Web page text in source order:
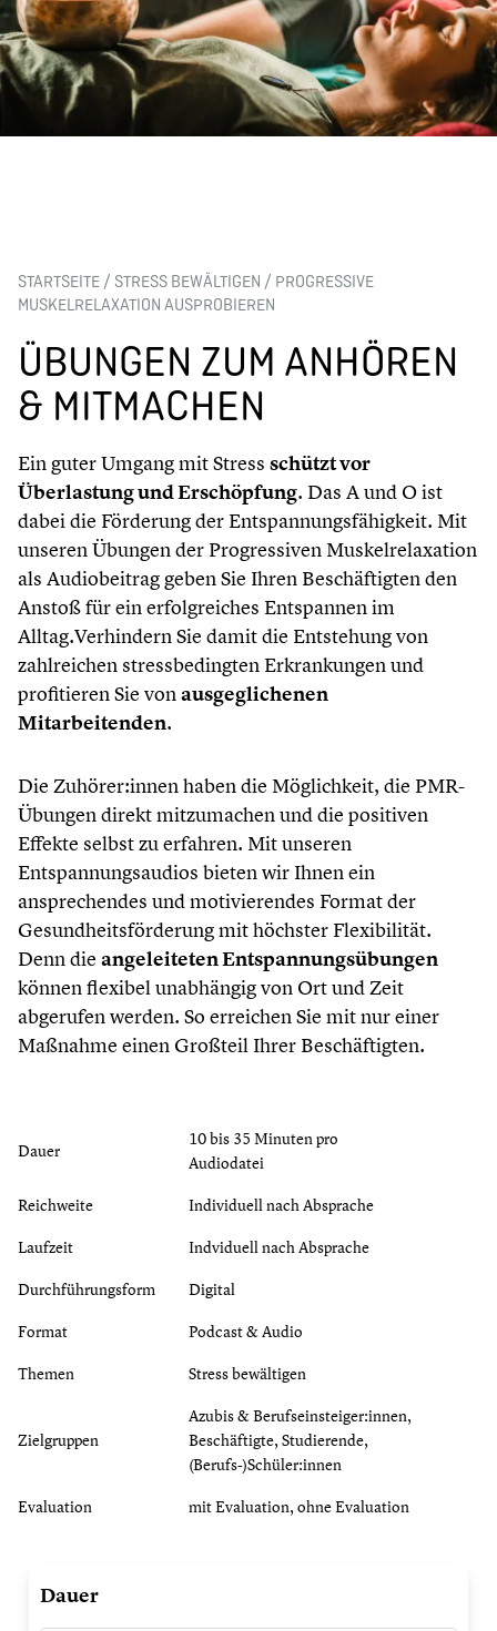
STARTSEITE / STRESS BEWÄLTIGEN / PROGRESSIVE
MUSKELRELAXATION AUSPROBIEREN
ÜBUNGEN ZUM ANHÖREN
& MITMACHEN
Ein guter Umgang mit Stress schützt vor
Überlastung und Erschöpfung. Das A und O ist
dabei die Förderung der Entspannungsfähigkeit. Mit
unseren Übungen der Progressiven Muskelrelaxation
als Audiobeitrag geben Sie Ihren Beschäftigten den
Anstoß für ein erfolgreiches Entspannen im
Alltag.Verhindern Sie damit die Entstehung von
zahlreichen stressbedingten Erkrankungen und
profitieren Sie vonausgeglichenen
Mitarbeitenden.
Die Zuhörer:innen haben die Möglichkeit, die PMR-
Übungen direkt mitzumachen und die positiven
Effekte selbst zu erfahren. Mit unseren
Entspannungsaudios bieten wir Ihnen ein
ansprechendes und motivierendes Format der
Gesundheitsförderung mit höchster Flexibilität.
Denn die angeleiteten Entspannungsübungen
können flexibel unabhängig von Ort und Zeit
abgerufen werden. So erreichen Sie mit nur einer
Maßnahme einen Großteil Ihrer Beschäftigten.
Dauer
10 bis 35 Minuten pro
Audiodatei
Reichweite
Individuell nach Absprache
Laufzeit
Indviduell nach Absprache
Durchführungsform
Digital
Format
Podcast & Audio
Themen
Stress bewältigen
Zielgruppen
Azubis & Berufseinsteiger:innen,
Beschäftigte, Studierende,
(Berufs-)Schüler:innen
Evaluation
mit Evaluation, ohne Evaluation
Dauer
Progressive